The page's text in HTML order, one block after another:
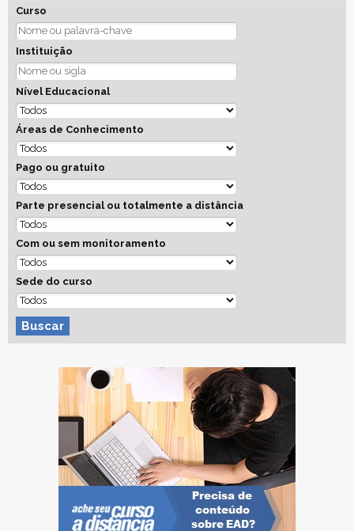
Curso
Instituição
Nível Educacional
Áreas de Conhecimento
Pago ou gratuito
Parte presencial ou totalmente a distância
Com ou sem monitoramento
Sede do curso
Buscar